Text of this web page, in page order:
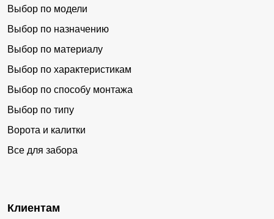
Выбор по модели
Выбор по назначению
Выбор по материалу
Выбор по характеристикам
Выбор по способу монтажа
Выбор по типу
Ворота и калитки
Все для забора
Клиентам